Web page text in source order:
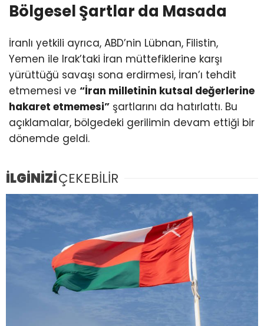
Bölgesel Şartlar da Masada
İranlı yetkili ayrıca, ABD’nin Lübnan, Filistin,
Yemen ile Irak’taki İran müttefiklerine karşı
yürüttüğü savaşı sona erdirmesi, İran’ı tehdit
etmemesi ve “İran milletinin kutsal değerlerine
hakaret etmemesi” şartlarını da hatırlattı. Bu
açıklamalar, bölgedeki gerilimin devam ettiği bir
dönemde geldi.
İLGİNİZİÇEKEBİLİR